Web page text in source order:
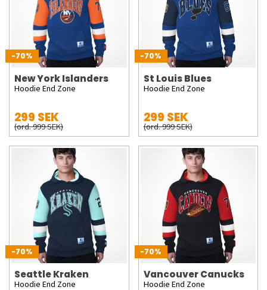
-70%
New York Islanders
Hoodie End Zone
299 SEK
(ord. 999 SEK)
-70%
St Louis Blues
Hoodie End Zone
299 SEK
(ord. 999 SEK)
-70%
Seattle Kraken
Hoodie End Zone
-70%
Vancouver Canucks
Hoodie End Zone